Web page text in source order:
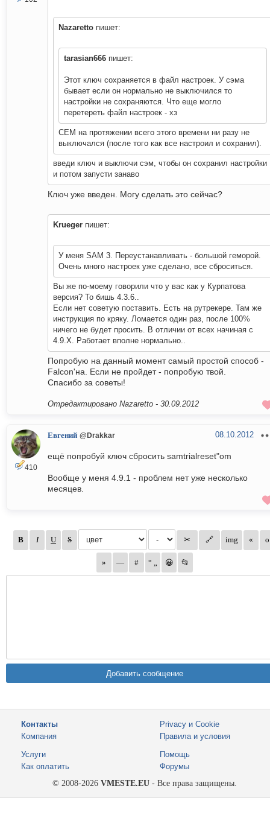
Nazaretto пишет:
tarasian666 пишет:
Этот ключ сохраняется в файл настроек. У сэма
бывает если он нормально не выключился то
настройки не сохраняются. Что еще могло
перетереть файл настроек - хз
СЕМ на протяжении всего этого времени ни разу не
выключался (после того как все настроил и сохранил).
введи ключ и выключи сэм, чтобы он сохранил настройки
и потом запусти занаво
Ключ уже введен. Могу сделать это сейчас?
Krueger пишет:
У меня SAM 3. Переустанавливать - большой геморой.
Очень много настроек уже сделано, все сброситься.
Вы же по-моему говорили что у вас как у Курпатова
версия? То бишь 4.3.6..
Если нет советую поставить. Есть на рутрекере. Там же
инструкция по кряку. Ломается один раз, после 100%
ничего не будет просить. В отличии от всех начиная с
4.9.X. Работает вполне нормально..
Попробую на данный момент самый простой способ -
Falcon'на. Если не пройдет - попробую твой.
Спасибо за советы!
Отредактировано Nazaretto - 30.09.2012
410
Евгений @Drakkar 08.10.2012
ещё попробуй ключ сбросить samtrialreset"om
Вообще у меня 4.9.1 - проблем нет уже несколько
месяцев.
Контакты
Компания
Privacy и Cookie
Правила и условия
Услуги
Как оплатить
Помощь
Форумы
© 2008-2026 VMESTE.EU - Все права защищены.